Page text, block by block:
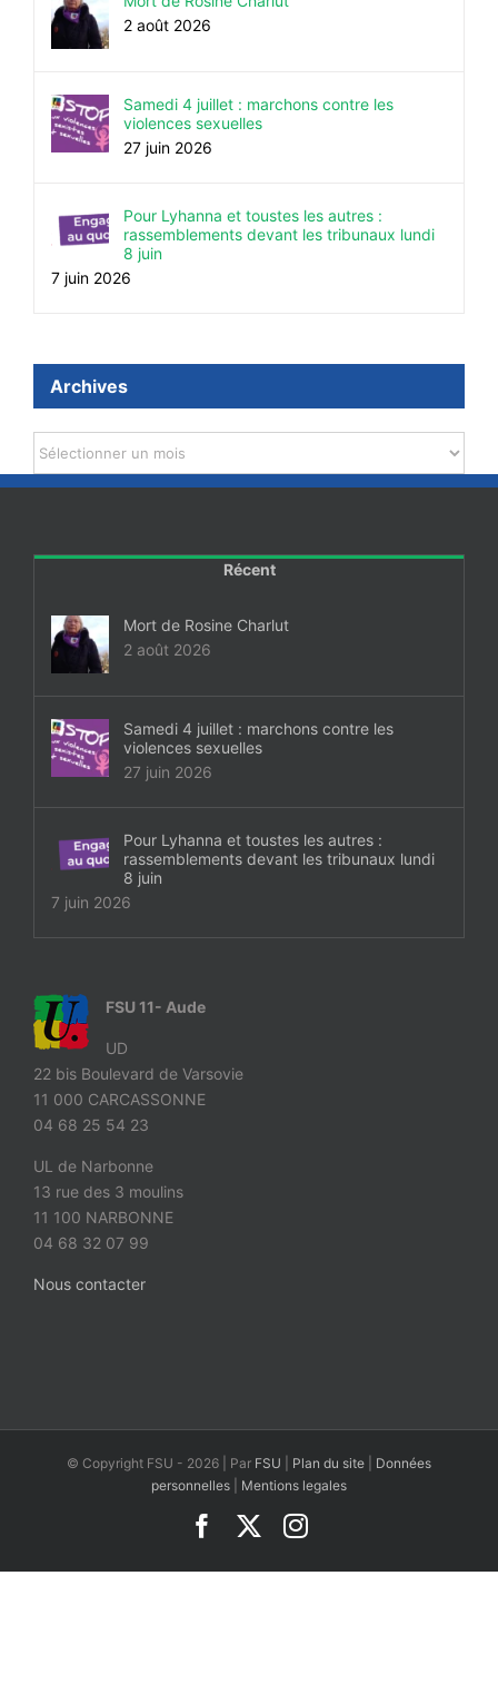
2 août 2026
Samedi 4 juillet : marchons contre les
violences sexuelles
27 juin 2026
Pour Lyhanna et toustes les autres :
rassemblements devant les tribunaux lundi
8 juin
7 juin 2026
Archives
Archives
Récent
Mort de Rosine Charlut
2 août 2026
Samedi 4 juillet : marchons contre les
violences sexuelles
27 juin 2026
Pour Lyhanna et toustes les autres :
rassemblements devant les tribunaux lundi
8 juin
7 juin 2026
FSU 11- Aude
UD
22 bis Boulevard de Varsovie
11 000 CARCASSONNE
04 68 25 54 23
UL de Narbonne
13 rue des 3 moulins
11 100 NARBONNE
04 68 32 07 99
Nous contacter
© Copyright FSU - 2026 | Par FSU Plan du site
Données
personnelles
Mentions legales
FacebookInstagram